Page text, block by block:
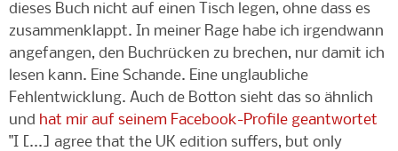
dieses Buch nicht auf einen Tisch legen, ohne dass es
zusammenklappt. In meiner Rage habe ich irgendwann
angefangen, den Buchrücken zu brechen, nur damit ich
lesen kann. Eine Schande. Eine unglaubliche
Fehlentwicklung. Auch de Botton sieht das so ähnlich
und hat mir auf seinem Facebook-Profile geantwortet
"I [...] agree that the UK edition suffers, but only